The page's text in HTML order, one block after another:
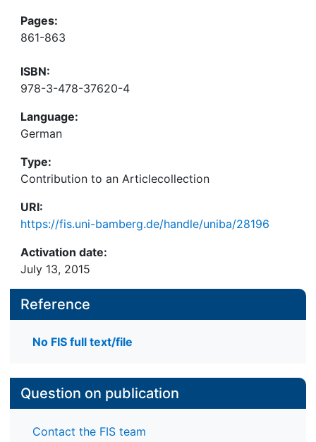
Pages:
861-863
ISBN:
978-3-478-37620-4
Language:
German
Type:
Contribution to an Articlecollection
URI:
https://fis.uni-bamberg.de/handle/uniba/28196
Activation date:
July 13, 2015
Reference
No FIS full text/file
Question on publication
Contact the FIS team